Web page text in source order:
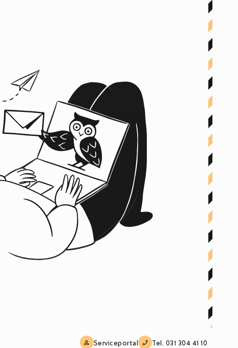
Serviceportal Tel. 031 304 41 10